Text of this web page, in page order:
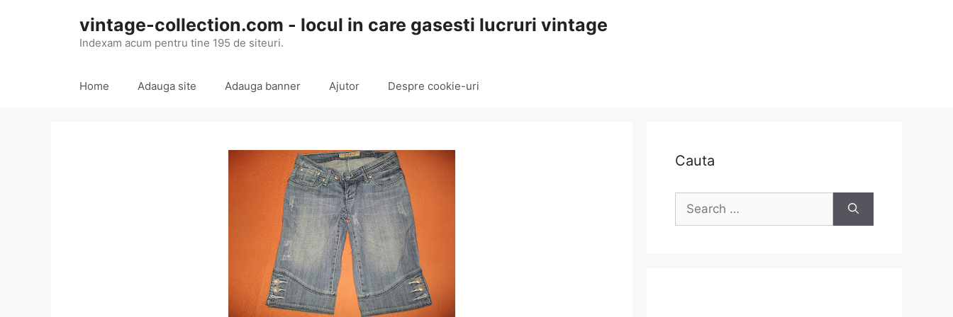
vintage-collection.com - locul in care gasesti lucruri vintage
Indexam acum pentru tine 195 de siteuri.
Home Adauga site Adauga banner Ajutor Despre cookie-uri
Cauta
Search
for: